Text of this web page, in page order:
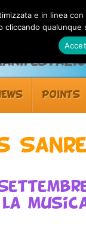
POINTS
la
e in linea